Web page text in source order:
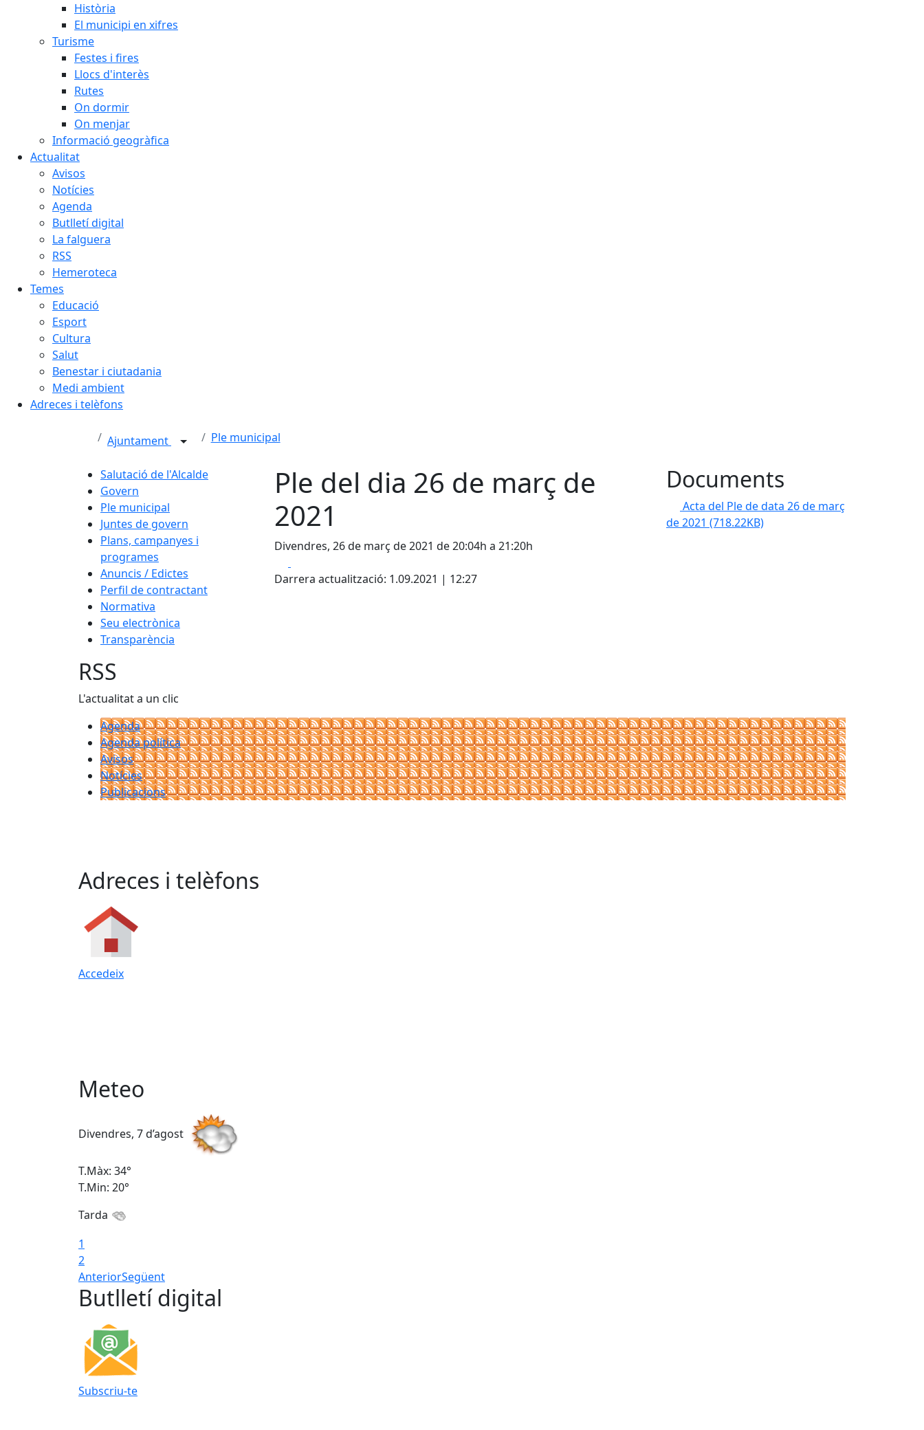
Història
El municipi en xifres
Turisme
Festes i fires
Llocs d'interès
Rutes
On dormir
On menjar
Informació geogràfica
Actualitat
Avisos
Notícies
Agenda
Butlletí digital
La falguera
RSS
Hemeroteca
Temes
Educació
Esport
Cultura
Salut
Benestar i ciutadania
Medi ambient
Adreces i telèfons
Ajuntament Ple municipal
Salutació de l'Alcalde
Govern
Ple municipal
Juntes de govern
Plans, campanyes i
programes
Anuncis / Edictes
Perfil de contractant
Normativa
Seu electrònica
Transparència
Ple del dia 26 de març de
2021
Divendres, 26 de març de 2021 de 20:04h a 21:20h
Darrera actualització: 1.09.2021 | 12:27
Documents
Acta del Ple de data 26 de març
de 2021 (718.22KB)
RSS
L'actualitat a un clic
Agenda
Agenda política
Avisos
Notícies
Publicacions
Adreces i telèfons
Accedeix
Meteo
Divendres, 7 d’agost
T.Màx: 34°
T.Min: 20°
Tarda
1
2
AnteriorSegüent
Butlletí digital
Subscriu-te